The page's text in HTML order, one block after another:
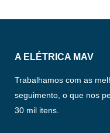
A ELÉTRICA MAV
Trabalhamos com as
seguimento, o que nos
30 mil itens.